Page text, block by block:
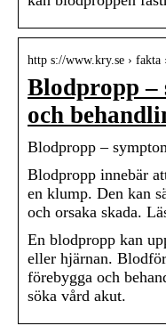
http s://www.kry.se ›
Blodpropp –
och
Blodpropp –
Blodpropp innebär
en klump. Den kan
och orsaka skada.
En blodpropp kan
eller hjärnan.
förebygga och
söka vård akut.